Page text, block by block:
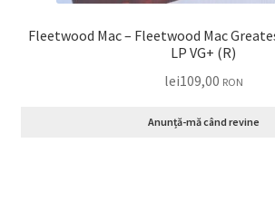
Fleetwood Mac – Fleetwood Mac Greatest Hits
LP VG+ (R)
lei109,00 RON
Anunță-mă când revine